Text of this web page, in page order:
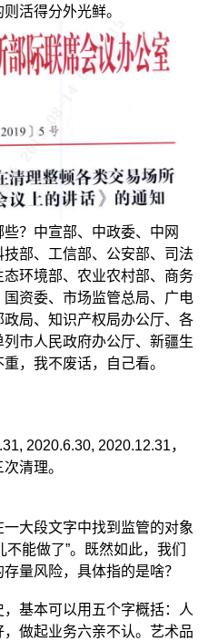
活得分外光鲜。
？中宣部、中政委、中网
部、工信部、公安部、司法
环境部、农业农村部、商务
资委、市场监管总局、广电
局、知识产权局办公厅、各
市人民政府办公厅、新疆生
，我不废话，自己看。
2020.6.30, 2020.12.31，
清理。
大段文字中找到监管的对象
不能做了”。既然如此，我们
量风险，具体指的是啥？
基本可以用五个字概括：人
做起业务六亲不认。艺术品